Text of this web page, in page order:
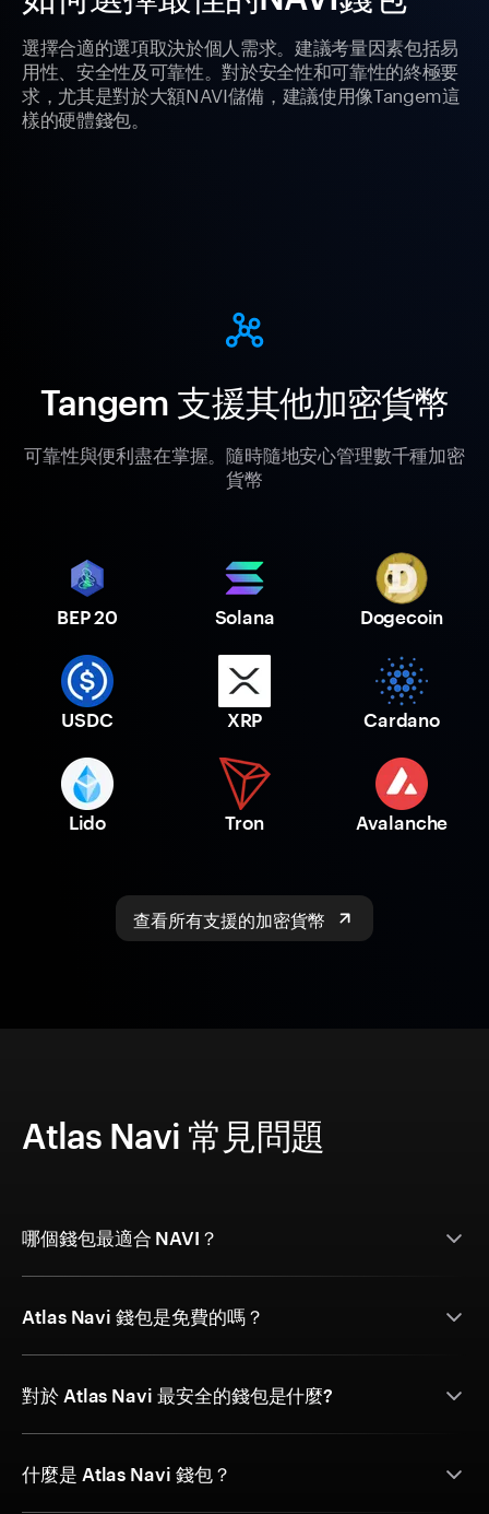
選擇合適的選項取決於個人需求。建議考量因素包括易
用性、安全性及可靠性。對於安全性和可靠性的終極要
求，尤其是對於大額NAVI儲備，建議使用像Tangem這
樣的硬體錢包。
Tangem 支援其他加密貨幣
可靠性與便利盡在掌握。隨時隨地安心管理數千種加密
貨幣
BEP 20 Solana Dogecoin
USDC XRP Cardano
Lido Tron Avalanche
查看所有支援的加密貨幣
Atlas Navi 常見問題
哪個錢包最適合 NAVI？
Atlas Navi 錢包是免費的嗎？
對於 Atlas Navi 最安全的錢包是什麼?
什麼是 Atlas Navi 錢包？